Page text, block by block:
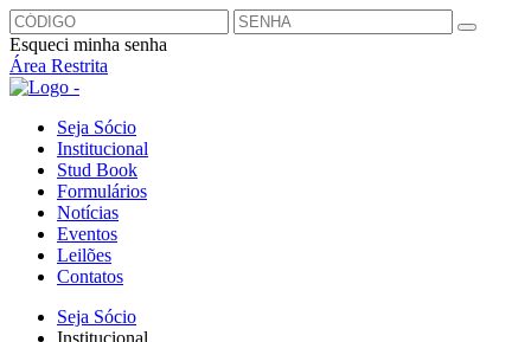
Esqueci minha senha
Área Restrita
Seja Sócio
Institucional
Stud Book
Formulários
Notícias
Eventos
Leilões
Contatos
Seja Sócio
Institucional